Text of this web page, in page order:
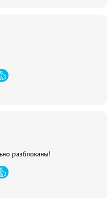
разблоканы!